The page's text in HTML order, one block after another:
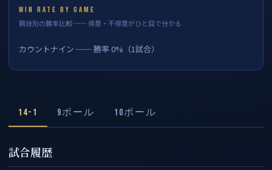
WIN RATE BY GAME
競技別の勝率比較 ── 得意・不得意がひと目で分かる
カウントナイン ── 勝率 0%（1試合）
14-1 9ボール 10ボール
試合履歴